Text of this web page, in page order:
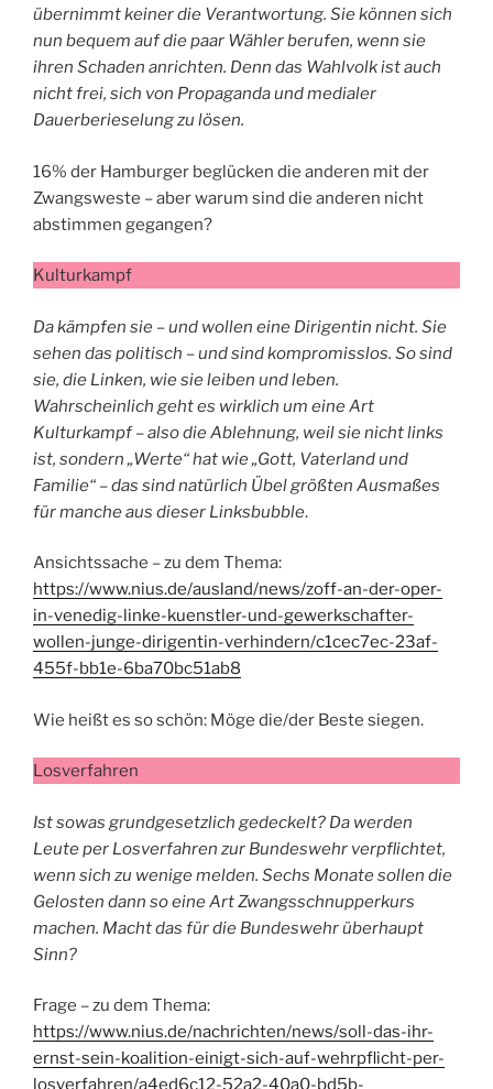
übernimmt keiner die Verantwortung. Sie können sich
nun bequem auf die paar Wähler berufen, wenn sie
ihren Schaden anrichten. Denn das Wahlvolk ist auch
nicht frei, sich von Propaganda und medialer
Dauerberieselung zu lösen.
16% der Hamburger beglücken die anderen mit der
Zwangsweste – aber warum sind die anderen nicht
abstimmen gegangen?
Kulturkampf
Da kämpfen sie – und wollen eine Dirigentin nicht. Sie
sehen das politisch – und sind kompromisslos. So sind
sie, die Linken, wie sie leiben und leben.
Wahrscheinlich geht es wirklich um eine Art
Kulturkampf – also die Ablehnung, weil sie nicht links
ist, sondern „Werte“ hat wie „Gott, Vaterland und
Familie“ – das sind natürlich Übel größten Ausmaßes
für manche aus dieser Linksbubble.
Ansichtssache – zu dem Thema:
https://www.nius.de/ausland/news/zoff-an-der-oper-
in-venedig-linke-kuenstler-und-gewerkschafter-
wollen-junge-dirigentin-verhindern/c1cec7ec-23af-
455f-bb1e-6ba70bc51ab8
Wie heißt es so schön: Möge die/der Beste siegen.
Losverfahren
Ist sowas grundgesetzlich gedeckelt? Da werden
Leute per Losverfahren zur Bundeswehr verpflichtet,
wenn sich zu wenige melden. Sechs Monate sollen die
Gelosten dann so eine Art Zwangsschnupperkurs
machen. Macht das für die Bundeswehr überhaupt
Sinn?
Frage – zu dem Thema:
https://www.nius.de/nachrichten/news/soll-das-ihr-
ernst-sein-koalition-einigt-sich-auf-wehrpflicht-per-
losverfahren/a4ed6c12-52a2-40a0-bd5b-